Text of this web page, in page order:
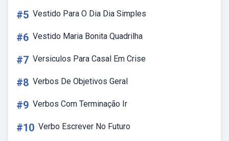
#5 Vestido Para O Dia Dia Simples
#6 Vestido Maria Bonita Quadrilha
#7 Versiculos Para Casal Em Crise
#8 Verbos De Objetivos Geral
#9 Verbos Com Terminação Ir
#10 Verbo Escrever No Futuro